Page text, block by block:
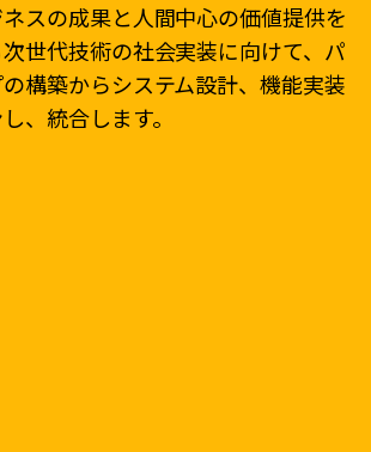
スの成果と人間中心の価値提供を
世代技術の社会実装に向けて、パ
構築からシステム設計、機能実装
、統合します。